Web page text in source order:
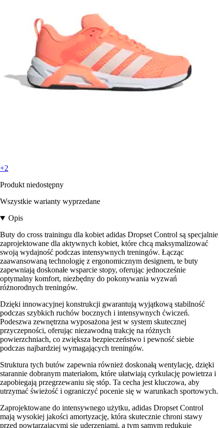
+2
Produkt niedostępny
Wszystkie warianty wyprzedane
Opis
Buty do cross trainingu dla kobiet adidas Dropset Control są specjalnie
zaprojektowane dla aktywnych kobiet, które chcą maksymalizować
swoją wydajność podczas intensywnych treningów. Łącząc
zaawansowaną technologię z ergonomicznym designem, te buty
zapewniają doskonałe wsparcie stopy, oferując jednocześnie
optymalny komfort, niezbędny do pokonywania wyzwań
różnorodnych treningów.
Dzięki innowacyjnej konstrukcji gwarantują wyjątkową stabilność
podczas szybkich ruchów bocznych i intensywnych ćwiczeń.
Podeszwa zewnętrzna wyposażona jest w system skutecznej
przyczepności, oferując niezawodną trakcję na różnych
powierzchniach, co zwiększa bezpieczeństwo i pewność siebie
podczas najbardziej wymagających treningów.
Struktura tych butów zapewnia również doskonałą wentylację, dzięki
starannie dobranym materiałom, które ułatwiają cyrkulację powietrza i
zapobiegają przegrzewaniu się stóp. Ta cecha jest kluczowa, aby
utrzymać świeżość i ograniczyć pocenie się w warunkach sportowych.
Zaprojektowane do intensywnego użytku, adidas Dropset Control
mają wysokiej jakości amortyzację, która skutecznie chroni stawy
przed powtarzającymi się uderzeniami, a tym samym redukuje